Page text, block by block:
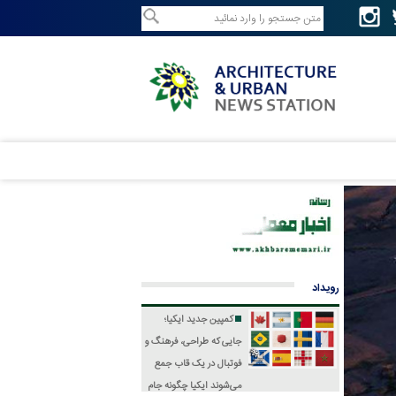
رویداد
کمپین جدید ایکیا؛
جایی که طراحی، فرهنگ و
فوتبال در یک قاب جمع
می‌شوندایکیا چگونه جام